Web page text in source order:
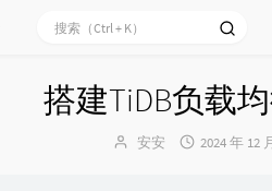
搭建TiDB负载
博
安安
发
2024 年 12